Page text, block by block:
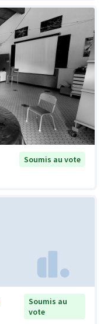
Soumis au vote
Soumis au
vote